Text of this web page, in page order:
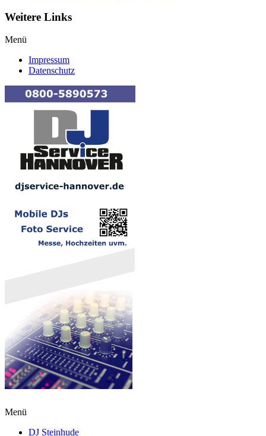
Weitere Links
Menü
Impressum
Datenschutz
Menü
DJ Steinhude